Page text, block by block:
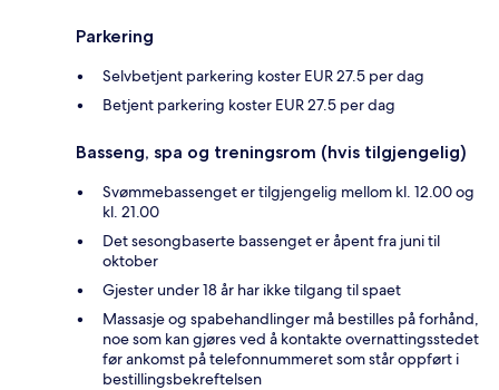
Parkering
Selvbetjent parkering koster EUR 27.5 per dag
Betjent parkering koster EUR 27.5 per dag
Basseng, spa og treningsrom (hvis tilgjengelig)
Svømmebassenget er tilgjengelig mellom kl. 12.00 og
kl. 21.00
Det sesongbaserte bassenget er åpent fra juni til
oktober
Gjester under 18 år har ikke tilgang til spaet
Massasje og spabehandlinger må bestilles på forhånd,
noe som kan gjøres ved å kontakte overnattingsstedet
før ankomst på telefonnummeret som står oppført i
bestillingsbekreftelsen